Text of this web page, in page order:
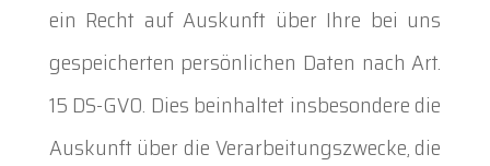
ein Recht auf Auskunft über Ihre bei uns
gespeicherten persönlichen Daten nach Art.
15 DS-GVO. Dies beinhaltet insbesondere die
Auskunft über die Verarbeitungszwecke, die